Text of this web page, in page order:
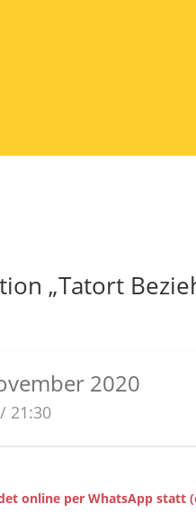
„Tatort
2020
21:30
online per WhatsApp statt